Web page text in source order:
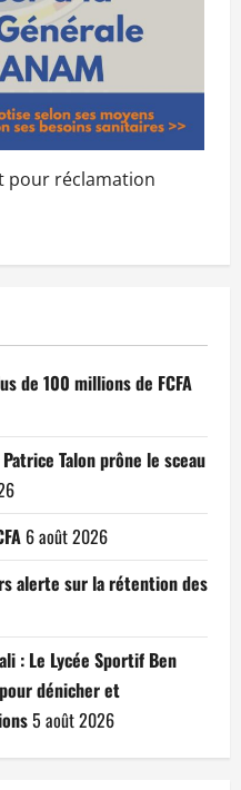
pour réclamation
de 100 millions de FCFA
Talon prône le sceau
6 août 2026
alerte sur la rétention des
: Le Lycée Sportif Ben
dénicher et
5 août 2026